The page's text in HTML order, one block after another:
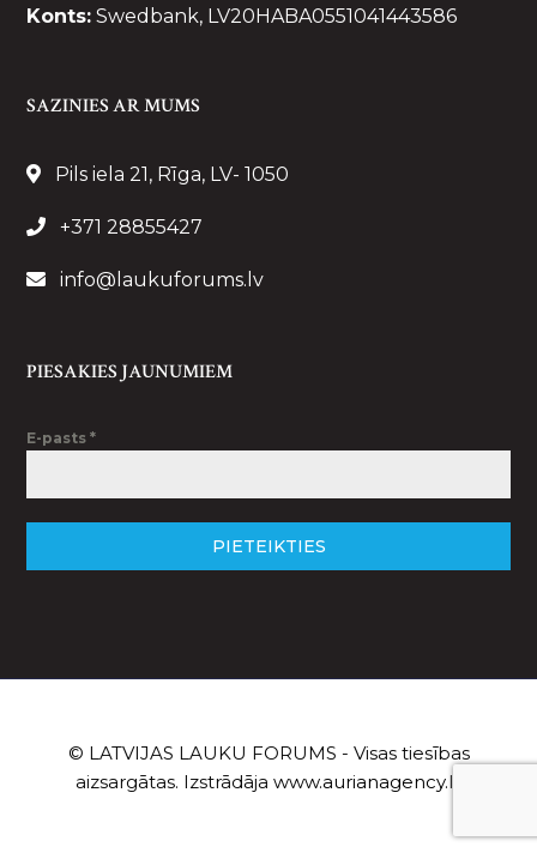
Konts: Swedbank, LV20HABA0551041443586
SAZINIES AR MUMS
Pils iela 21, Rīga, LV- 1050
+371 28855427
info@laukuforums.lv
PIESAKIES JAUNUMIEM
E-pasts*
PIETEIKTIES
© LATVIJAS LAUKU FORUMS - Visas tiesības
aizsargātas. Izstrādāja www.aurianagency.lv